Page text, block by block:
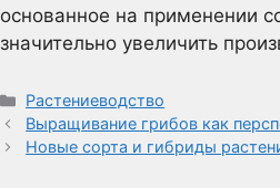
основанное на применении
значительно увеличить
Рубрики
Растениеводство
Выращивание грибов как
Новые сорта и гибриды